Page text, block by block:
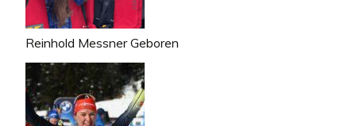
Reinhold Messner Geboren